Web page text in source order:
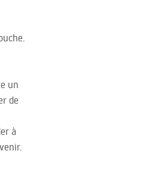
un
de
à